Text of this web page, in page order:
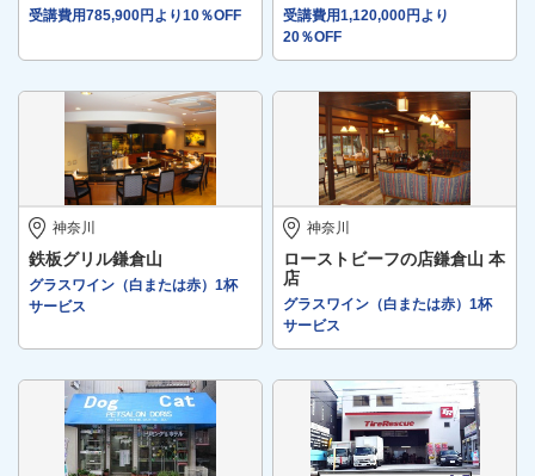
受講費用785,900円より10％OFF
受講費用1,120,000円より
20％OFF
神奈川
鉄板グリル鎌倉山
グラスワイン（白または赤）1杯
サービス
神奈川
ローストビーフの店鎌倉山 本
店
グラスワイン（白または赤）1杯
サービス